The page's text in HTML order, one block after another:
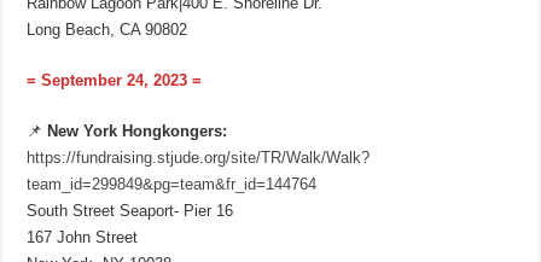
Long Beach, CA 90802
= September 24, 2023 =
📌 New York Hongkongers:
https://fundraising.stjude.org/site/TR/Walk/Walk?
team_id=299849&pg=team&fr_id=144764
South Street Seaport- Pier 16
167 John Street